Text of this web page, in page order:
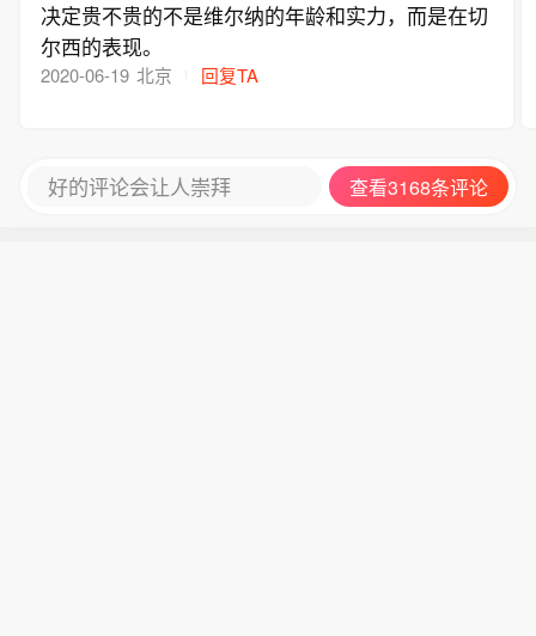
决定贵不贵的不是维尔纳的年龄和实力，而是在切
尔西的表现。
2020-06-19 北京 回复TA
好的评论会让人崇拜 查看3168条评论